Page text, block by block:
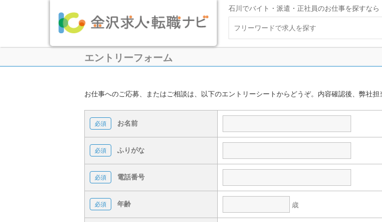
石川でバイト・派遣・正社員のお仕事を探すな
エントリーフォーム
お仕事へのご応募、またはご相談は、以下のエントリーシートからどうぞ。内容確認後、弊社担
お名前
ふりがな
電話番号
年齢 歳